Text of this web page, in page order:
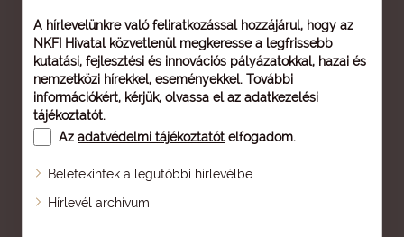
A hírlevelünkre való feliratkozással hozzájárul, hogy az
NKFI Hivatal közvetlenül megkeresse a legfrissebb
kutatási, fejlesztési és innovációs pályázatokkal, hazai és
nemzetközi hírekkel, eseményekkel. További
információkért, kérjük, olvassa el az adatkezelési
tájékoztatót.
Az adatvédelmi tájékoztatót elfogadom.
Beletekintek a legutóbbi hírlevélbe
Hírlevél archívum
Oldaltérkép